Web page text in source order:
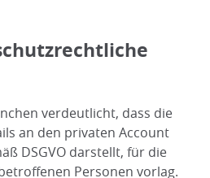
verdeutlicht, dass die
an den privaten Account
DSGVO darstellt, für die
Personen vorlag.